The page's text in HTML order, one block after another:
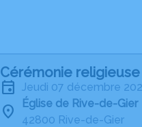
Cérémonie religieuse
jeudi 07 décembre
Église de Rive-de-Gier
42800 Rive-de-Gier